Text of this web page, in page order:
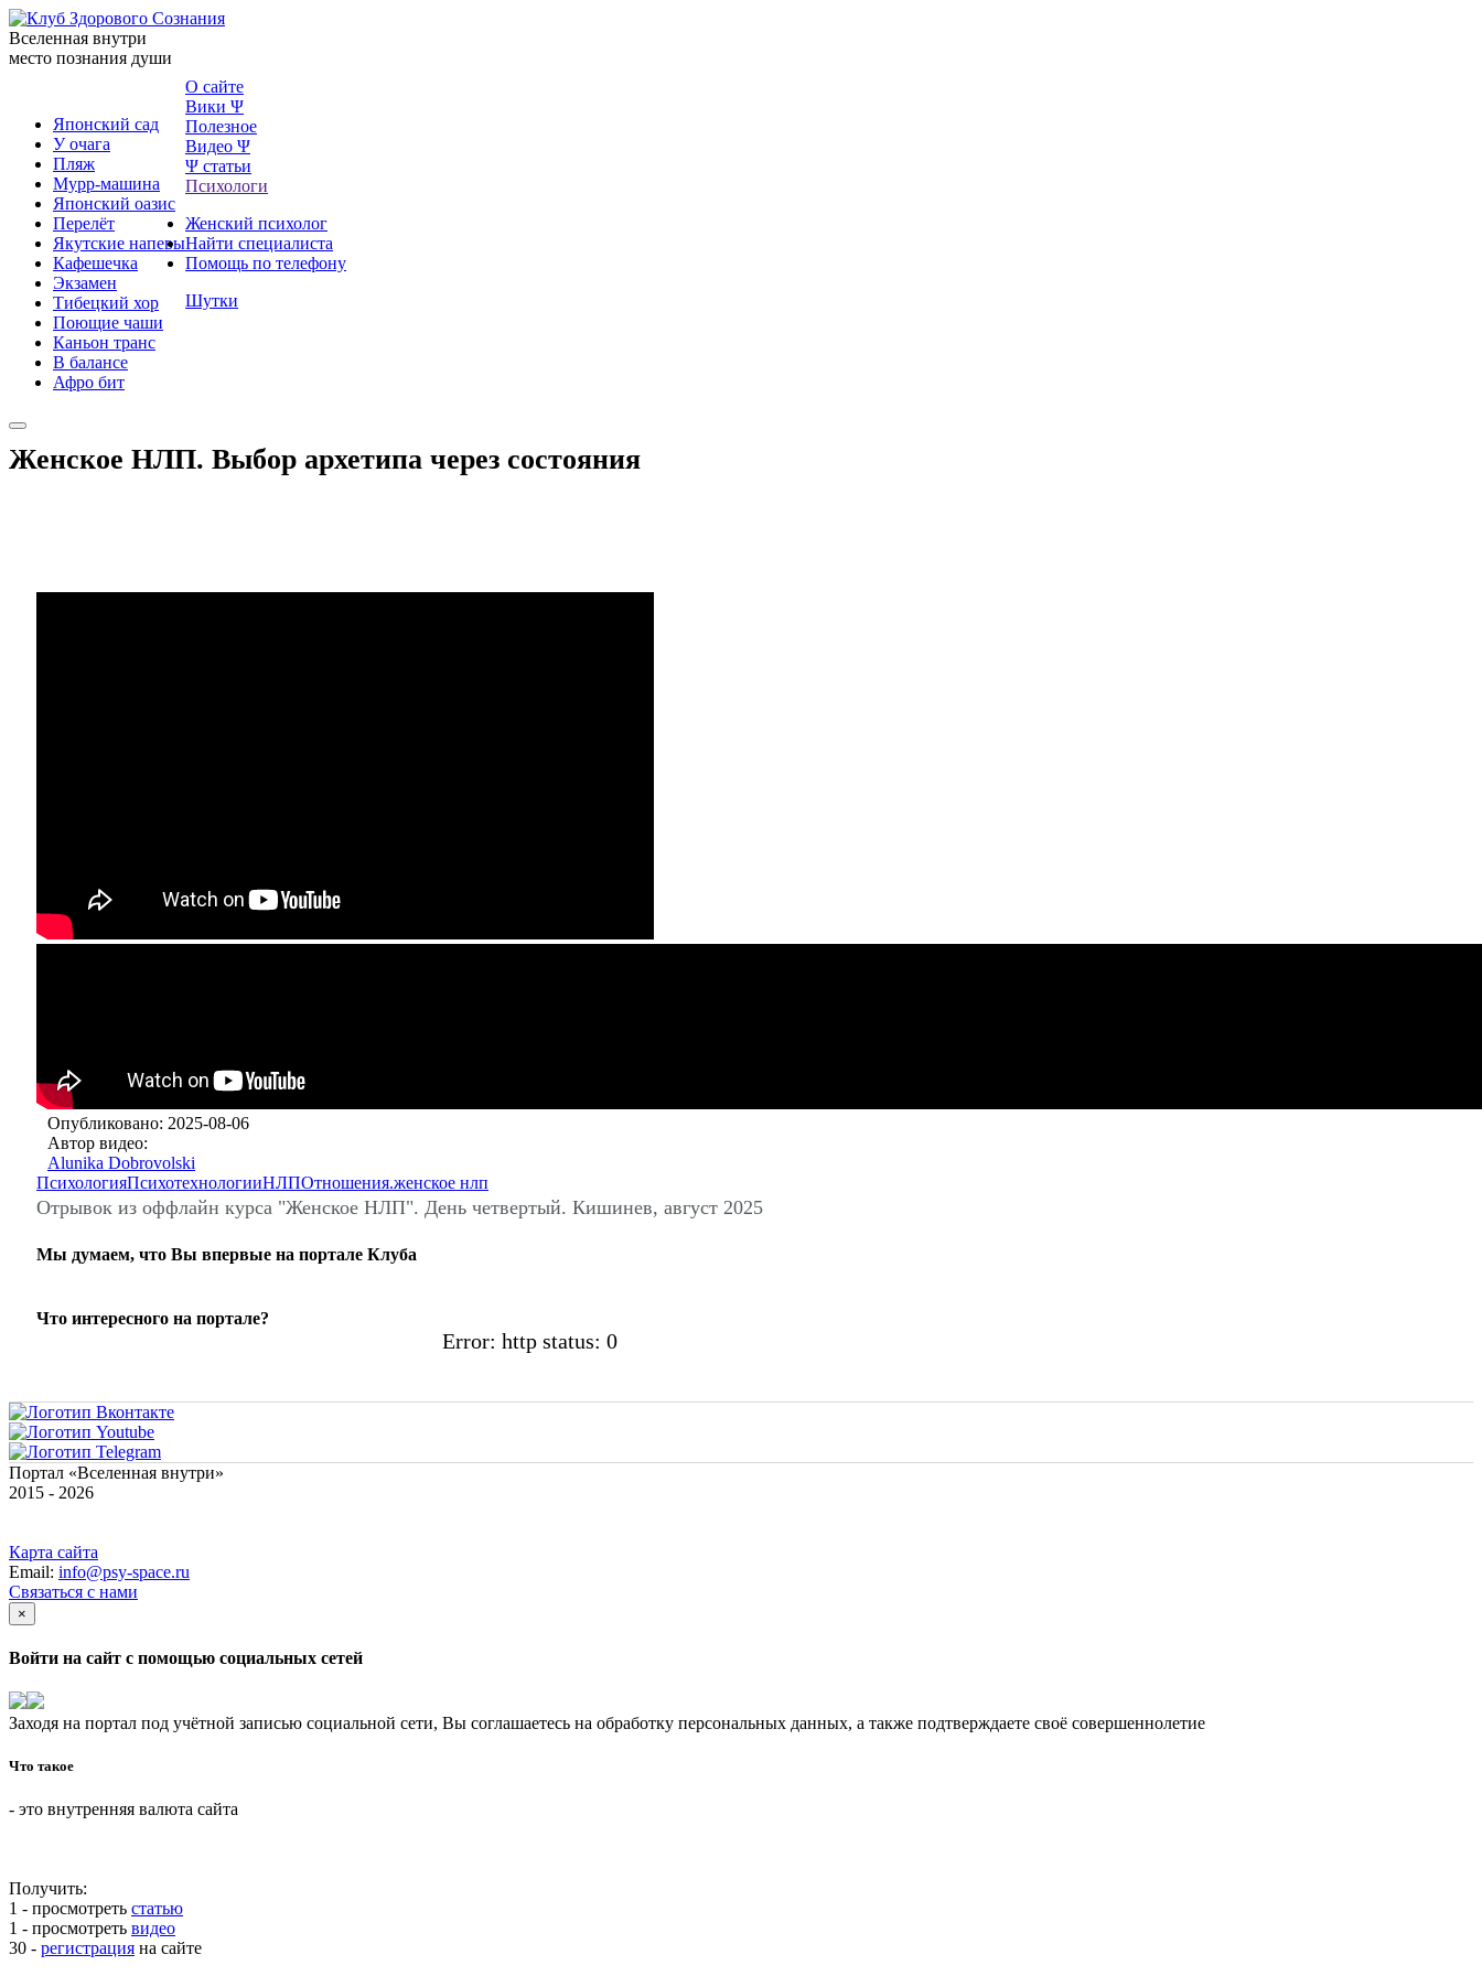
Вселенная внутри
место познания души
Японский сад
У очага
Пляж
Мурр-машина
Японский оазис
Перелёт
Якутские напевы
Кафешечка
Экзамен
Тибецкий хор
Поющие чаши
Каньон транс
В балансе
Афро бит
О сайте
Вики Ψ
Полезное
Видео Ψ
Ψ статьи
Психологи
Женский психолог
Найти специалиста
Помощь по телефону
Шутки
Женское НЛП. Выбор архетипа через состояния
Опубликовано: 2025-08-06
Автор видео:
Alunika Dobrovolski
ПсихологияПсихотехнологииНЛПОтношения.женское нлп
Отрывок из оффлайн курса "Женское НЛП". День четвертый. Кишинев, август 2025
Мы думаем, что Вы впервые на портале Клуба
Что интересного на портале?
Error: http status: 0
Портал «Вселенная внутри»
2015 - 2026
Карта сайта
Email: info@psy-space.ru
Связаться с нами
×
Войти на сайт с помощью социальных сетей
Заходя на портал под учётной записью социальной сети, Вы соглашаетесь на обработку персональных данных, а также подтверждаете своё совершеннолетие
Что такое
- это внутренняя валюта сайта
Получить:
1 - просмотреть статью
1 - просмотреть видео
30 - регистрация на сайте